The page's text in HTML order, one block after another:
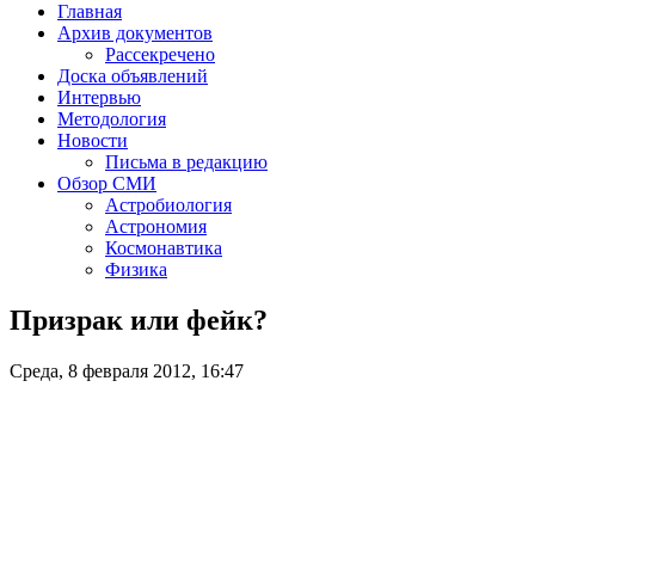
Главная
Архив документов
Рассекречено
Доска объявлений
Интервью
Методология
Новости
Письма в редакцию
Обзор СМИ
Астробиология
Астрономия
Космонавтика
Физика
Призрак или фейк?
Среда, 8 февраля 2012, 16:47